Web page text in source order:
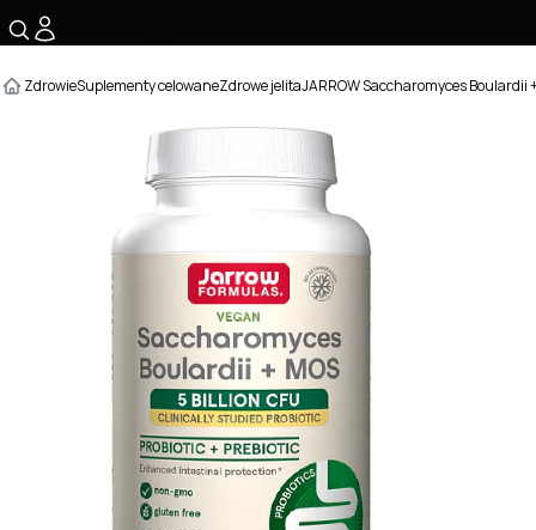
ZdrowieSuplementy celowaneZdrowe jelitaJARROW Saccharomyces Boulardii